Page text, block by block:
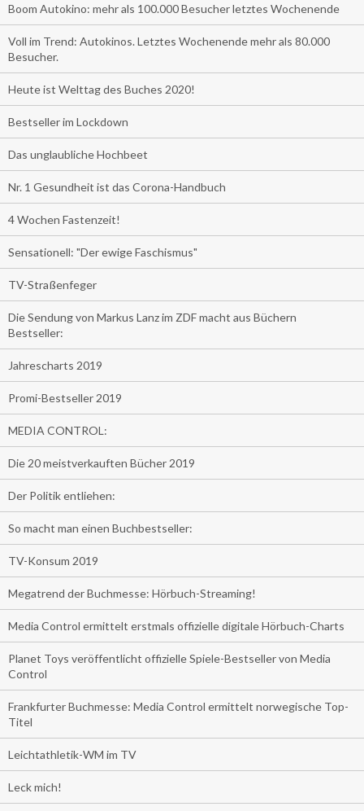
Boom Autokino: mehr als 100.000 Besucher letztes Wochenende
Voll im Trend: Autokinos. Letztes Wochenende mehr als 80.000
Besucher.
Heute ist Welttag des Buches 2020!
Bestseller im Lockdown
Das unglaubliche Hochbeet
Nr. 1 Gesundheit ist das Corona-Handbuch
4 Wochen Fastenzeit!
Sensationell: "Der ewige Faschismus"
TV-Straßenfeger
Die Sendung von Markus Lanz im ZDF macht aus Büchern
Bestseller:
Jahrescharts 2019
Promi-Bestseller 2019
MEDIA CONTROL:
Die 20 meistverkauften Bücher 2019
Der Politik entliehen:
So macht man einen Buchbestseller:
TV-Konsum 2019
Megatrend der Buchmesse: Hörbuch-Streaming!
Media Control ermittelt erstmals offizielle digitale Hörbuch-Charts
Planet Toys veröffentlicht offizielle Spiele-Bestseller von Media
Control
Frankfurter Buchmesse: Media Control ermittelt norwegische Top-
Titel
Leichtathletik-WM im TV
Leck mich!